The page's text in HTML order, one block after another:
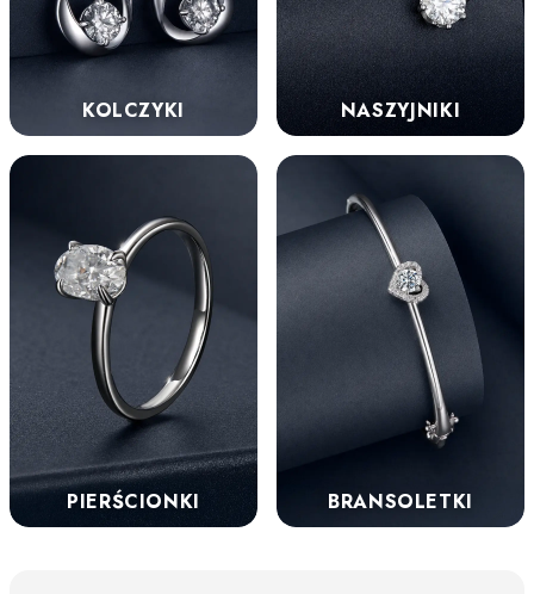
KOLCZYKI NASZYJNIKI
PIERŚCIONKI BRANSOLETKI